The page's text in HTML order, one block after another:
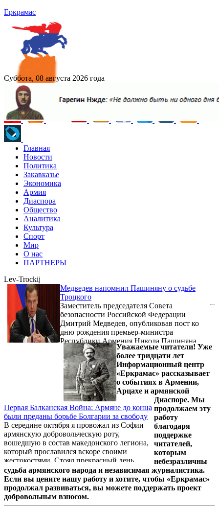
Еркрамас
Суббота, 08 августа 2026 года
Главная
Новости
Политика
Закавказье
Экономика
Армия
Диаспора
Общество
Аналитика
Культура
Спорт
Мир
О нас
ПАРТНЕРЫ
Lev-Trockij
Медведев напомнил Пашиняну о судьбе
Троцкого
Заместитель председателя Совета
безопасности Российской Федерации
Дмитрий Медведев, опубликовав пост ко
дню рождения премьер-министра
Республики Армения Никола Пашиняна,
сравнил его действия по референдуму о
членстве в ЕАЭС с решениями советского
политического деятеля Льва Троцкого.
Первая Балканская Война: Армяне до конца
были преданы борьбе Болгарии за свободу
В середине октября я провожал из Софии
армянскую добровольческую роту,
вошедшую в состав македонского легиона,
который прославился вскоре своими
жестокостями. Стоял прекрасный день
балканской осени, солнце светило ярко, в
городе было еще мало раненых, и война
имела еще ликующий вид. Добровольцы
выступали из здания женской гимназии, в
которой жили и обучались приемам. Их
Уважаемые читатели! Уже
более тридцати лет
Информационный центр
«Еркрамас» рассказывает
о событиях в Армении,
Арцахе и армянской
Диаспоре. Мы
продолжаем эту
работу
благодаря
поддержке
читателей,
которым
небезразличны
судьба армянского народа и независимая журналистика.
Если вы цените нашу работу и хотите, чтобы «Еркрамас»
продолжал развиваться, вы можете поддержать проект
добровольным взносом.